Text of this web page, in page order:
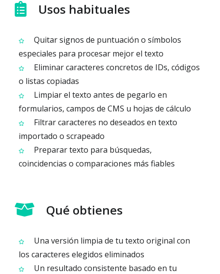
Usos habituales
Quitar signos de puntuación o símbolos
especiales para procesar mejor el texto
Eliminar caracteres concretos de IDs, códigos
o listas copiadas
Limpiar el texto antes de pegarlo en
formularios, campos de CMS u hojas de cálculo
Filtrar caracteres no deseados en texto
importado o scrapeado
Preparar texto para búsquedas,
coincidencias o comparaciones más fiables
Qué obtienes
Una versión limpia de tu texto original con
los caracteres elegidos eliminados
Un resultado consistente basado en tu